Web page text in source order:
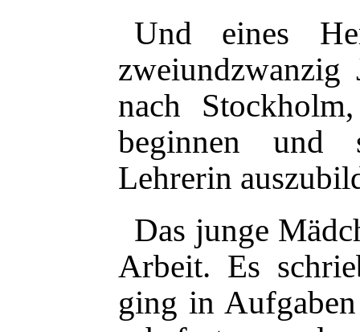
Und eines
nach
beginnen und
Lehrerin
Das junge
Arbeit. Es
ging in